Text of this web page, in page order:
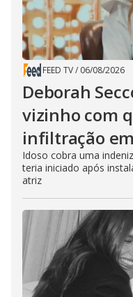
FEED TV/ 06/08/2026
Deborah
vizinho com
infiltração
Idoso cobra uma
teria iniciado após
atriz